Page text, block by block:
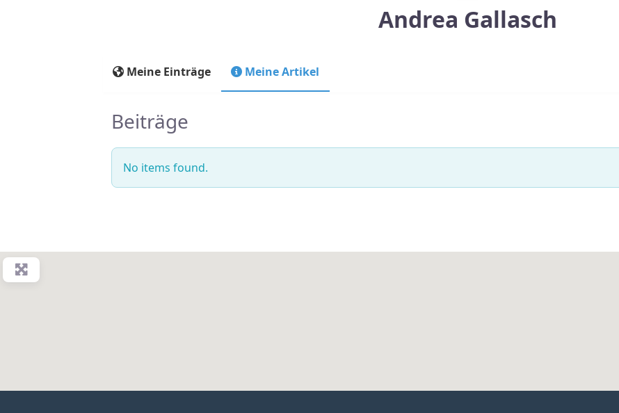
Andrea Gallasch
Meine Einträge Meine Artikel
Beiträge
No items found.